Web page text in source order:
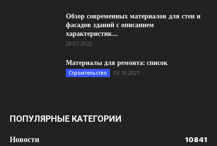
Обзор современных материалов для стен и
фасадов зданий с описанием
характеристик...
28.07.2022
Материалы для ремонта: список
Строительство 03.10.2021
ПОПУЛЯРНЫЕ КАТЕГОРИИ
Новости
10841